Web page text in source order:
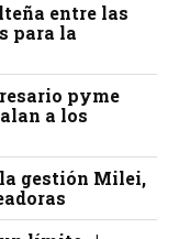
entre las
para la
pyme
a los
gestión Milei,